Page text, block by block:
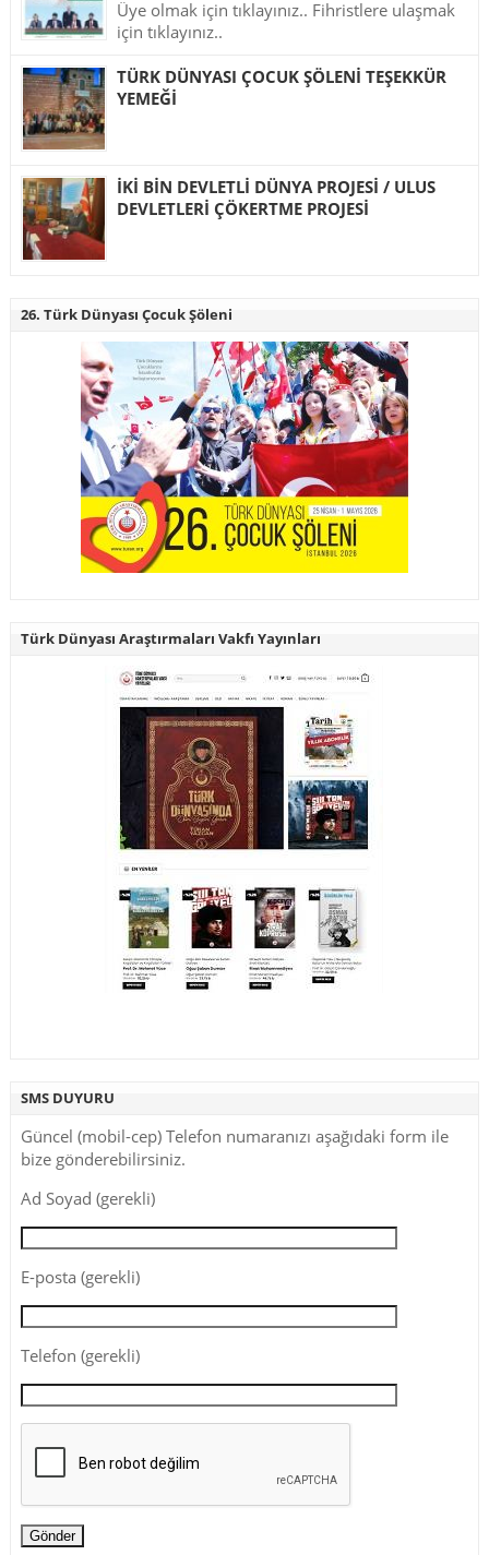
Üye olmak için tıklayınız.. Fihristlere ulaşmak
için tıklayınız..
TÜRK DÜNYASI ÇOCUK ŞÖLENİ TEŞEKKÜR
YEMEĞİ
İKİ BİN DEVLETLİ DÜNYA PROJESİ / ULUS
DEVLETLERİ ÇÖKERTME PROJESİ
26. Türk Dünyası Çocuk Şöleni
Türk Dünyası Araştırmaları Vakfı Yayınları
SMS DUYURU
Güncel (mobil-cep) Telefon numaranızı aşağıdaki form ile
bize gönderebilirsiniz.
Ad Soyad (gerekli)
E-posta (gerekli)
Telefon (gerekli)